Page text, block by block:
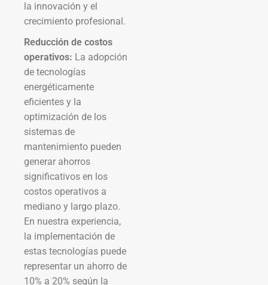
la innovación y el
crecimiento profesional.
Reducción de costos
operativos: La adopción
de tecnologías
energéticamente
eficientes y la
optimización de los
sistemas de
mantenimiento pueden
generar ahorros
significativos en los
costos operativos a
mediano y largo plazo.
En nuestra experiencia,
la implementación de
estas tecnologías puede
representar un ahorro de
10% a 20% según la